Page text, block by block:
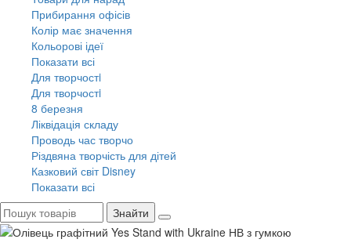
Прибирання офісів
Колір має значення
Кольорові ідеї
Показати всі
Для творчостi
Для творчостi
8 березня
Ліквідація складу
Проводь час творчо
Різдвяна творчість для дітей
Казковий світ Disney
Показати всі
Знайти